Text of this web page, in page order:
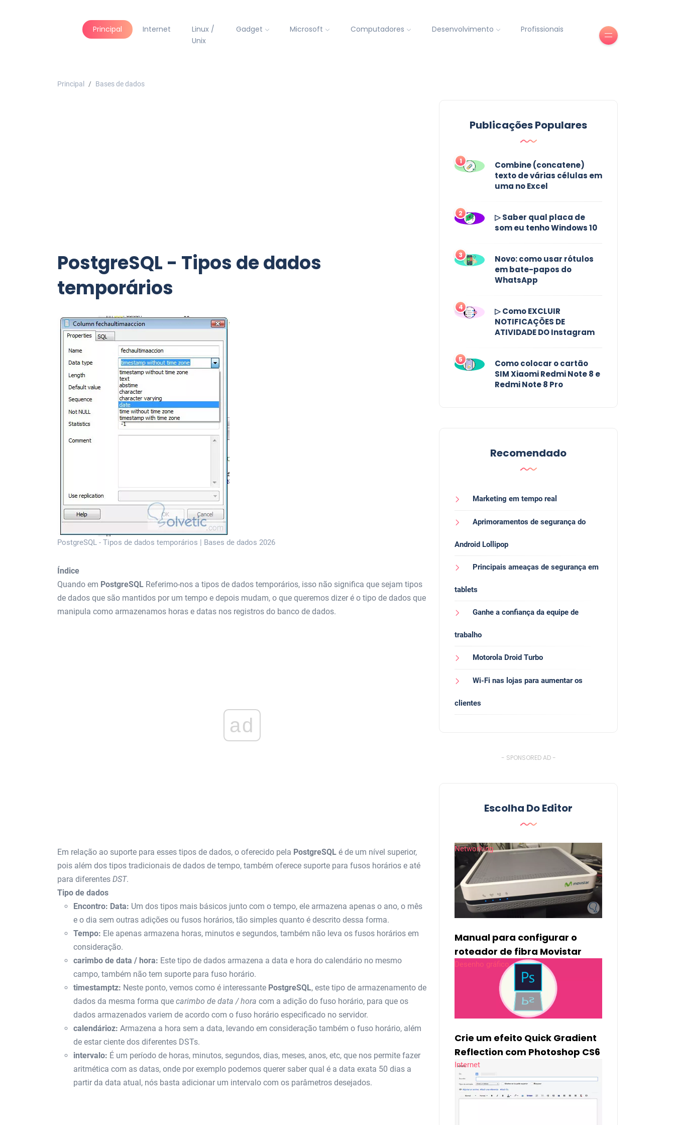
Principal Internet
Linux /
Unix
Gadget Microsoft Computadores Desenvolvimento Profissionais
Principal Bases de dados
PostgreSQL - Tipos de dados
temporários
PostgreSQL - Tipos de dados temporários | Bases de dados 2026
Índice
Quando em PostgreSQL Referimo-nos a tipos de dados temporários, isso não significa que sejam tipos
de dados que são mantidos por um tempo e depois mudam, o que queremos dizer é o tipo de dados que
manipula como armazenamos horas e datas nos registros do banco de dados.
ad
Em relação ao suporte para esses tipos de dados, o oferecido pela PostgreSQL é de um nível superior,
pois além dos tipos tradicionais de dados de tempo, também oferece suporte para fusos horários e até
para diferentes DST.
Tipo de dados
Encontro: Data: Um dos tipos mais básicos junto com o tempo, ele armazena apenas o ano, o mês
e o dia sem outras adições ou fusos horários, tão simples quanto é descrito dessa forma.
Tempo: Ele apenas armazena horas, minutos e segundos, também não leva os fusos horários em
consideração.
carimbo de data / hora: Este tipo de dados armazena a data e hora do calendário no mesmo
campo, também não tem suporte para fuso horário.
timestamptz: Neste ponto, vemos como é interessante PostgreSQL, este tipo de armazenamento de
dados da mesma forma que carimbo de data / hora com a adição do fuso horário, para que os
dados armazenados variem de acordo com o fuso horário especificado no servidor.
calendárioz: Armazena a hora sem a data, levando em consideração também o fuso horário, além
de estar ciente dos diferentes DSTs.
intervalo: É um período de horas, minutos, segundos, dias, meses, anos, etc, que nos permite fazer
aritmética com as datas, onde por exemplo podemos querer saber qual é a data exata 50 dias a
partir da data atual, nós basta adicionar um intervalo com os parâmetros desejados.
Publicações Populares
1
Combine (concatene)
texto de várias células em
uma no Excel
2
▷ Saber qual placa de
som eu tenho Windows 10
3
Novo: como usar rótulos
em bate-papos do
WhatsApp
4
▷ Como EXCLUIR
NOTIFICAÇÕES DE
ATIVIDADE DO Instagram
5
Como colocar o cartão
SIM Xiaomi Redmi Note 8 e
Redmi Note 8 Pro
Recomendado
Marketing em tempo real
Aprimoramentos de segurança do
Android Lollipop
Principais ameaças de segurança em
tablets
Ganhe a confiança da equipe de
trabalho
Motorola Droid Turbo
Wi-Fi nas lojas para aumentar os
clientes
- SPONSORED AD -
Escolha Do Editor
Networking
Manual para configurar o
roteador de fibra Movistar
Desenho gráfico
Crie um efeito Quick Gradient
Reflection com Photoshop CS6
Internet